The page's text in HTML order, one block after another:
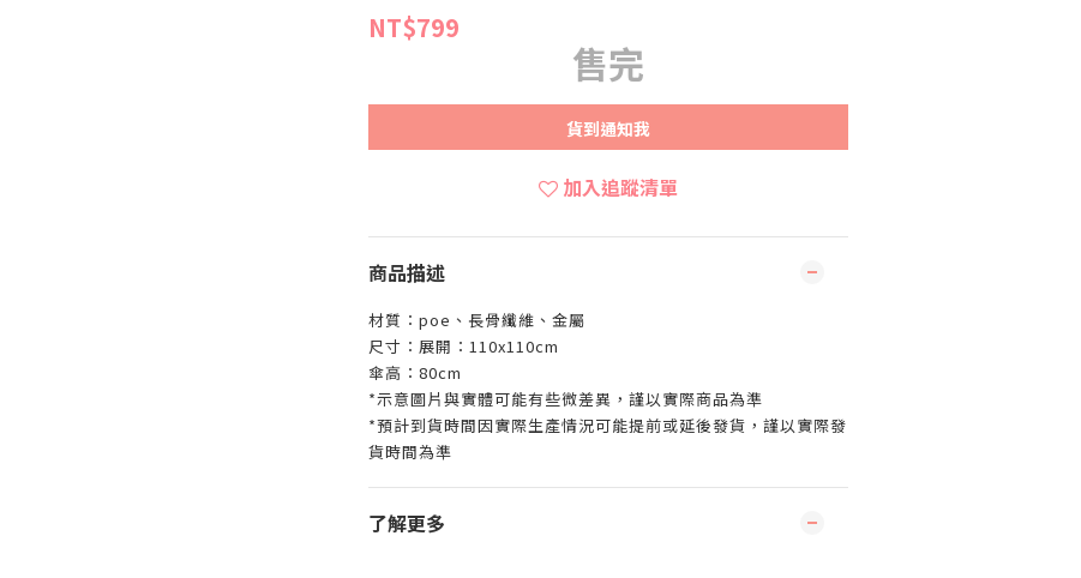
NT$799
售完
貨到通知我
加入追蹤清單
商品描述
材質：poe、長骨纖維、金屬
尺寸：展開：110x110cm
傘高：80cm
*示意圖片與實體可能有些微差異，謹以實際商品為準
*預計到貨時間因實際生產情況可能提前或延後發貨，謹以實際發
貨時間為準
了解更多